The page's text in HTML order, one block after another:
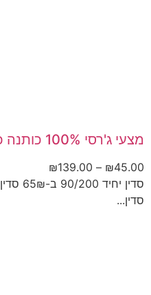
מצעי ג'רסי 100% כותנה כחול
₪45.00
–
₪139.00
סדין...